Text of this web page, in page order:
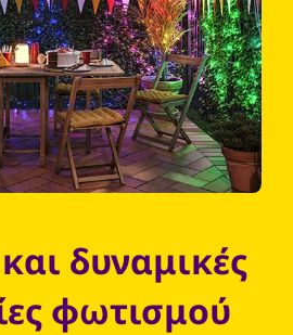
δυναμικές
φωτισμού